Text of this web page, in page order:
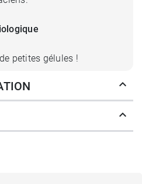
petites gélules !
quoi ?
visant à extraire les
la plante afin d'en